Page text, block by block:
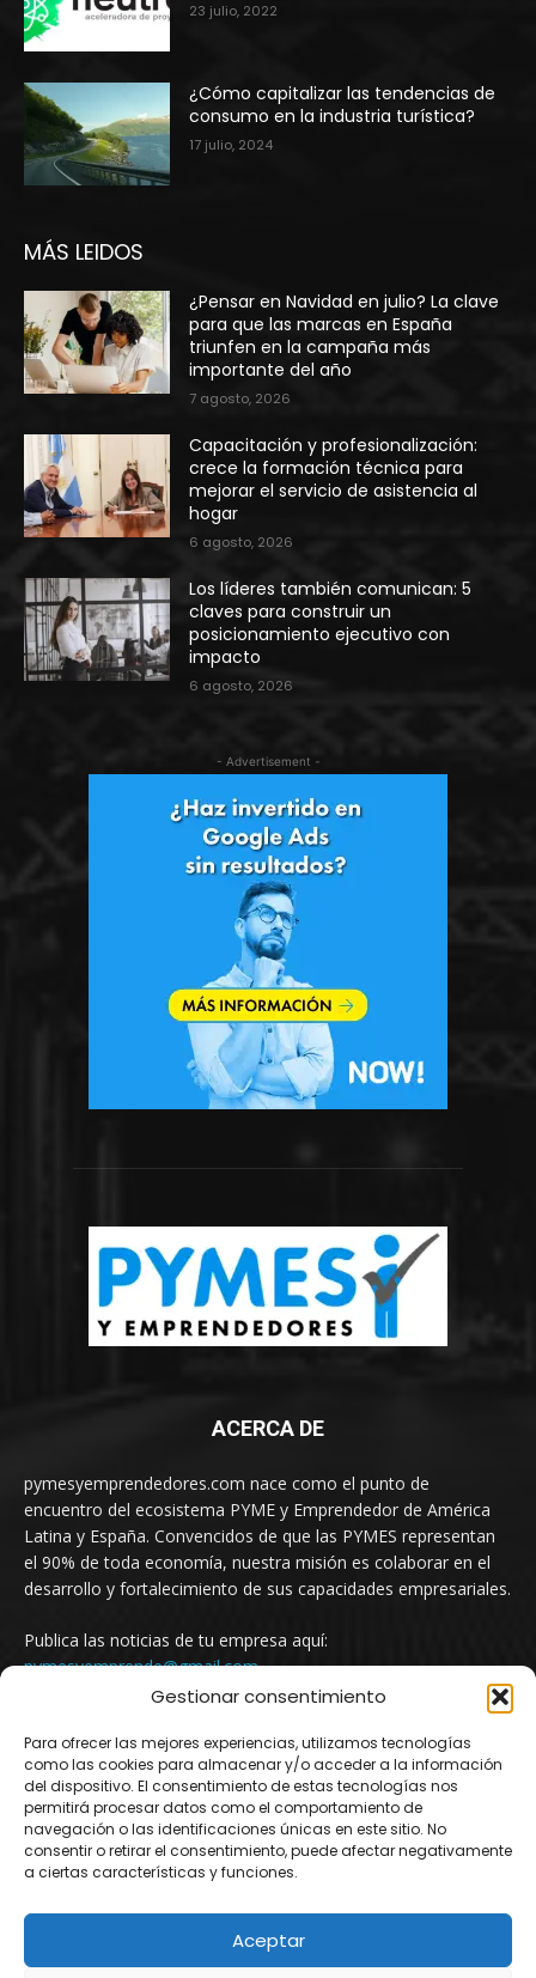
Gestionar consentimiento
Para ofrecer las mejores experiencias, utilizamos tecnologías
como las cookies para almacenar y/o acceder a la información
del dispositivo. El consentimiento de estas tecnologías nos
permitirá procesar datos como el comportamiento de
navegación o las identificaciones únicas en este sitio. No
consentir o retirar el consentimiento, puede afectar negativamente
a ciertas características y funciones.
Aceptar
23 julio, 2022
¿Cómo capitalizar las tendencias de
consumo en la industria turística?
17 julio, 2024
MÁS LEIDOS
¿Pensar en Navidad en julio? La clave
para que las marcas en España
triunfen en la campaña más
importante del año
7 agosto, 2026
Capacitación y profesionalización:
crece la formación técnica para
mejorar el servicio de asistencia al
hogar
6 agosto, 2026
Los líderes también comunican: 5
claves para construir un
posicionamiento ejecutivo con
impacto
6 agosto, 2026
- Advertisement -
ACERCA DE
pymesyemprendedores.com nace como el punto de
encuentro del ecosistema PYME y Emprendedor de América
Latina y España. Convencidos de que las PYMES representan
el 90% de toda economía, nuestra misión es colaborar en el
desarrollo y fortalecimiento de sus capacidades empresariales.
Publica las noticias de tu empresa aquí:
pymesyemprende@gmail.com
SÍGUENOS
© Newspaper WordPress Theme by TagDiv